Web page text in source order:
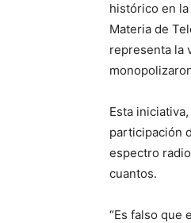
histórico en
Materia de
representa la
Esta
participación
espectro
cuantos.
“Es falso que